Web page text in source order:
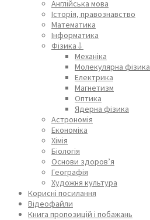
Англійська мова
Історія, правознавство
Математика
Інформатика
Фізика⇩
Механіка
Молекулярна фізика
Електрика
Магнетизм
Оптика
Ядерна фізика
Астрономія
Економіка
Хімія
Біологія
Основи здоров’я
Географія
Художня культура
Корисні посилання
Відеофайли
Книга пропозицій і побажань